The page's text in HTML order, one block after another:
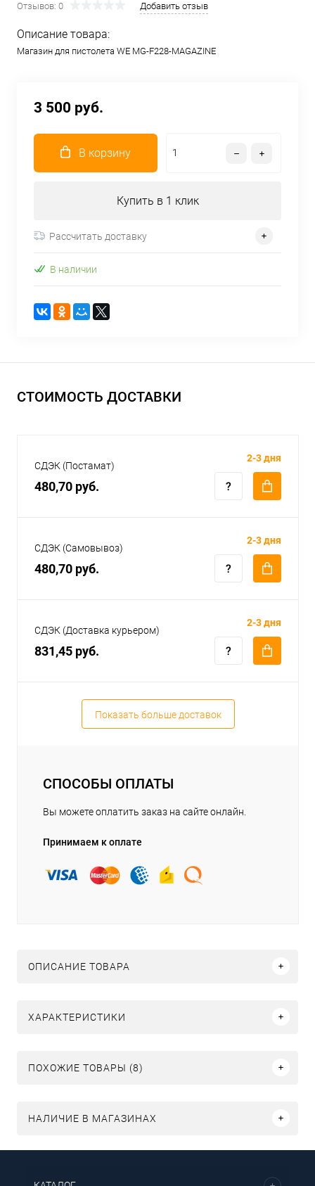
Отзывов: 0 Добавить отзыв
Описание товара:
Магазин для пистолета WE MG-F228-MAGAZINE
3 500 руб.
В корзину
Купить в 1 клик
Рассчитать доставку
В наличии
СТОИМОСТЬ ДОСТАВКИ
СДЭК (Постамат)
480,70 руб.
2-3 дня
СДЭК (Самовывоз)
480,70 руб.
2-3 дня
СДЭК (Доставка курьером)
831,45 руб.
2-3 дня
Показать больше доставок
СПОСОБЫ ОПЛАТЫ
Вы можете оплатить заказ на сайте онлайн.
Принимаем к оплате
ОПИСАНИЕ ТОВАРА
ХАРАКТЕРИСТИКИ
ПОХОЖИЕ ТОВАРЫ (8)
НАЛИЧИЕ В МАГАЗИНАХ